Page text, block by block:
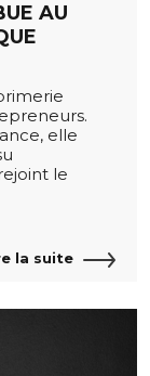
AU
elle
le
la suite